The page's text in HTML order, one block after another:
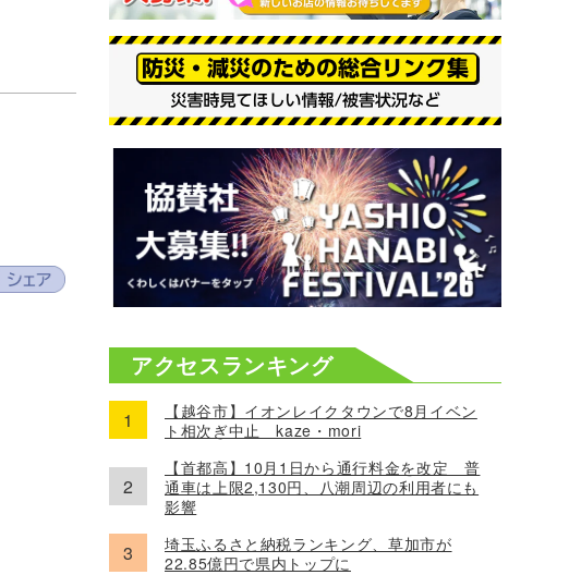
アクセスランキング
【越谷市】イオンレイクタウンで8月イベン
ト相次ぎ中止 kaze・mori
【首都高】10月1日から通行料金を改定 普
通車は上限2,130円、八潮周辺の利用者にも
影響
埼玉ふるさと納税ランキング、草加市が
22.85億円で県内トップに